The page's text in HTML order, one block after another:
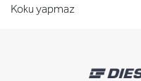
Koku yapmaz